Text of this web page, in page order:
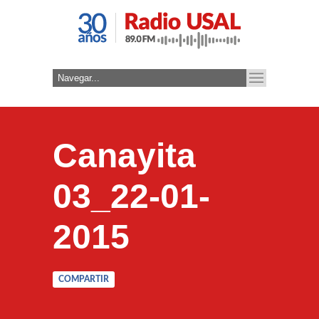
Canayita
03_22-01-
2015
COMPARTIR